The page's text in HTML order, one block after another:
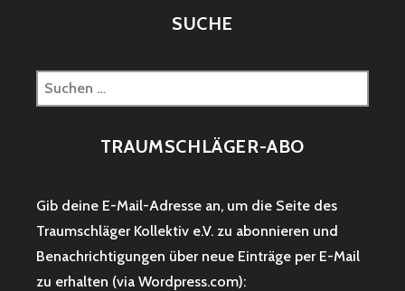
SUCHE
Suchen
nach:
TRAUMSCHLÄGER-ABO
Gib deine E-Mail-Adresse an, um die Seite des
Traumschläger Kollektiv e.V. zu abonnieren und
Benachrichtigungen über neue Einträge per E-Mail
zu erhalten (via Wordpress.com):